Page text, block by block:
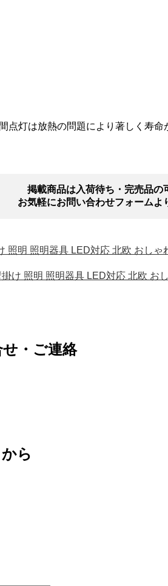
点灯は放熱の問題により著しく寿命
掲載商品は入荷待ち・完売品の
お気軽にお問い合わせフォームよ
明 照明器具 LED対応 北欧 おし
け 照明 照明器具 LED対応 北欧
・ご連絡
ら